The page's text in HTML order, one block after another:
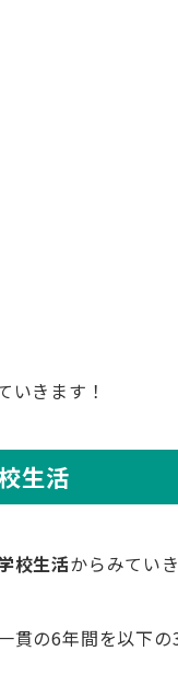
いきます！
生活
校生活からみてい
貫の6年間を以下の